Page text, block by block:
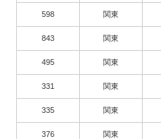
598 関東
843 関東
495 関東
331 関東
335 関東
376 関東